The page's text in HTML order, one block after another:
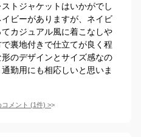
トジャケットはいかがでし
ビーがありますが、ネイビ
カジュアル風に着こなしや
裏地付きで仕立てが良く程
のデザインとサイズ感なの
勤用にも相応しいと思いま
メント (1件) >